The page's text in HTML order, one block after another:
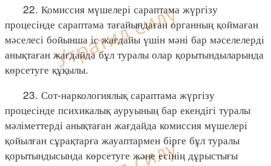
22. Комиссия мүшелері сараптама жүргізу
процесінде сараптама тағайындаған органның қоймаған
мәселесі бойынша іс жағдайы үшін мәні бар мәселелерді
анықтаған жағдайда бұл туралы олар қорытындыларында
көрсетуге құқылы.
23. Сот-наркологиялық сараптама жүргізу
процесінде психикалық ауруының бар екендігі туралы
мәліметтерді анықтаған жағдайда комиссия мүшелері
қойылған сұрақтарға жауаптармен бірге бұл туралы
қорытындысында көрсетуге және есінің дұрыстығы